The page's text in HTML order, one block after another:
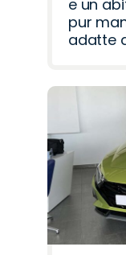
e un
pur
adatte